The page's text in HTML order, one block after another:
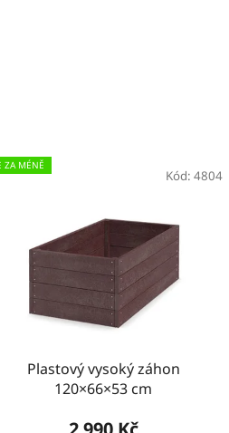
ZA MÉNĚ
Plastový vysoký záhon
120×66×53 cm
Kód: 4804